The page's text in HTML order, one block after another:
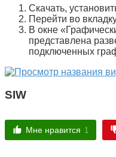
Скачать,
Перейти во
В окне «
представлена
подключенных
SIW
Мне нравится 1